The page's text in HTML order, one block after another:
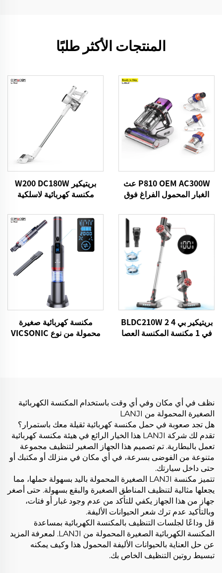
المنتجات الأكثر طلبًا
P810 OEM AC300W عث
الغبار المحمول الفراغ فوق
بريتيكير W200 DC180W
مكنسة كهربائية لاسلكية
بريتيكير بي 4 BLDC210W 2
في 1 مكنسة المكنسة العصا
مكنسة كهربائية صغيرة
محمولة من نوع VICSONIC
نظف في أي مكان وفي أي وقت باستخدام المكنسة الكهربائية
الصغيرة المحمولة من LANJI
هل تجد صعوبة في حمل مكنسة كهربائية ثقيلة معك باستمرار؟
تقدم لك شركة LANJI هذا الخيار الرائع في هيئة مكنسة كهربائية
تعمل بالبطارية. تم تصميم هذا الجهاز الصغير لتنظيف مجموعة
متنوعة من الفوضى بسرعة، في أي مكان في منزلك أو مكتبك أو
حتى داخل سيارتك.
تتميز مكنسة LANJI الصغيرة المحمولة باليد بسهولة حملها، مما
يجعلها مثالية لتنظيف المناطق الصغيرة والبقع بسهولة. حتى أصغر
جهاز من هذا الجهاز يكفي للتأكد من عدم وجود غبار أو فتات،
وبالتأكيد عدم ترك شعر الحيوانات الأليفة.
قل وداعًا لجلسات التنظيف بالمكنسة الكهربائية بمساعدة
المكنسة الكهربائية الصغيرة المحمولة من LANJI. لمعرفة المزيد
عن حل العناية بالحيوانات الأليفة المحمول هذا وكيف يمكنه
تبسيط روتين التنظيف الخاص بك.